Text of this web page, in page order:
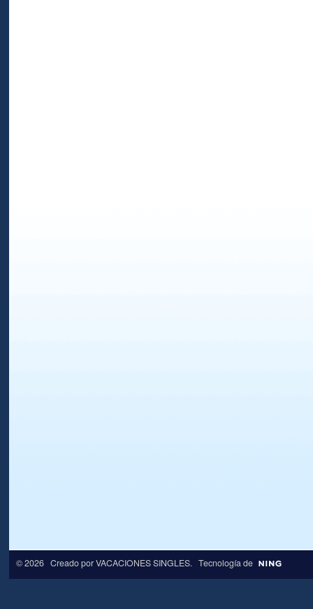
© 2026 Creado porVACACIONES SINGLES. Tecnología de